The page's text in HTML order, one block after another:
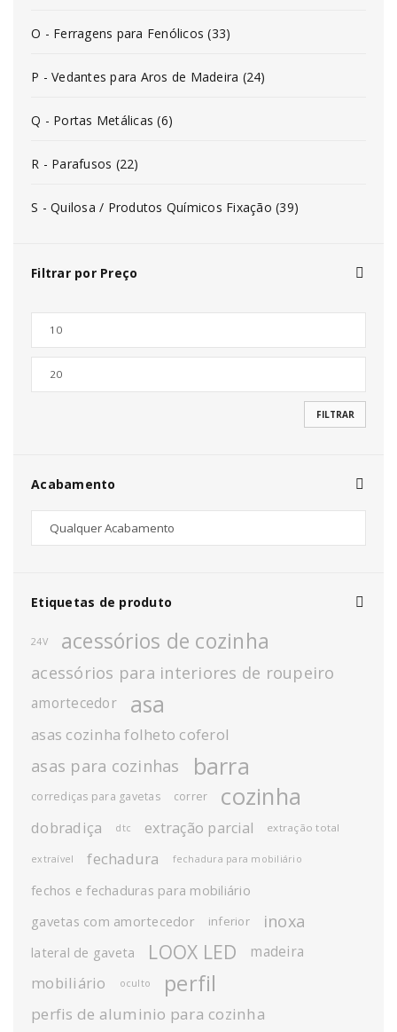
O - Ferragens para Fenólicos (33)
P - Vedantes para Aros de Madeira (24)
Q - Portas Metálicas (6)
R - Parafusos (22)
S - Quilosa / Produtos Químicos Fixação (39)
Filtrar por Preço
FILTRAR
Acabamento
Etiquetas de produto
24V acessórios de cozinha
acessórios para interiores de roupeiro
amortecedor asa
asas cozinha folheto coferol
asas para cozinhas barra
corrediças para gavetas correr cozinha
dobradiça dtc extração parcial extração total
extraível fechadura fechadura para mobiliário
fechos e fechaduras para mobiliário
gavetas com amortecedor
inferior inoxa
lateral de gaveta LOOX LED madeira
mobiliário oculto perfil
perfis de aluminio para cozinha